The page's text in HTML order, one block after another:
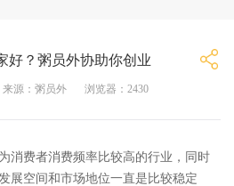
好？粥员外协助你创业
来源：粥员外 浏览器：2430
费者消费频率比较高的行业，同时
展空间和市场地位一直是比较稳定